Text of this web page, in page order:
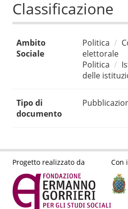
Classificazione
Ambito
Sociale
Politica
elettorale
Politica
delle
Tipo di
documento
Progetto realizzato da Con